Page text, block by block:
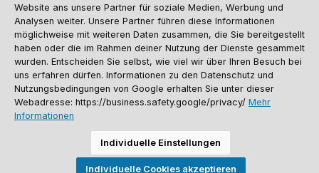
Kundenservice
Informationen
Social Media und Kontakt
Versandinformationen
Batterieentsorgung
Warenrücksendung Sporthund Katalog
Alle Preise inkl. gesetzl. Mehrwertsteuer zzgl.Versandkosten
anders angegeben. Preise vor dem Login werden in Euro (DE) angezeigt.
Website ans unsere Partner für soziale Medien, Werbung und
Analysen weiter. Unsere Partner führen diese Informationen
möglichweise mit weiteren Daten zusammen, die Sie bereitgestellt
haben oder die im Rahmen deiner Nutzung der Dienste gesammelt
wurden. Entscheiden Sie selbst, wie viel wir über Ihren Besuch bei
uns erfahren dürfen. Informationen zu den Datenschutz und
Nutzungsbedingungen von Google erhalten Sie unter dieser
Webadresse: https://business.safety.google/privacy/ Mehr
Informationen
Individuelle Einstellungen
Individuelle Cookies akzeptieren